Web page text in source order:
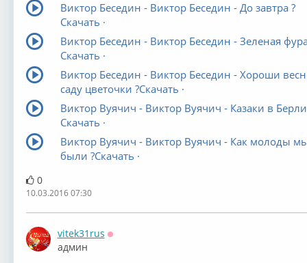
Виктор Беседин - Виктор Беседин - До завтра ?
Скачать ·
Виктор Беседин - Виктор Беседин - Зеленая
Скачать ·
Виктор Беседин - Виктор Беседин - Хороши
саду цветочки ?Скачать ·
Виктор Вуячич - Виктор Вуячич - Казаки в
Скачать ·
Виктор Вуячич - Виктор Вуячич - Как молоды
были ?Скачать ·
0
10.03.2016 07:30
vitek31rus
админ